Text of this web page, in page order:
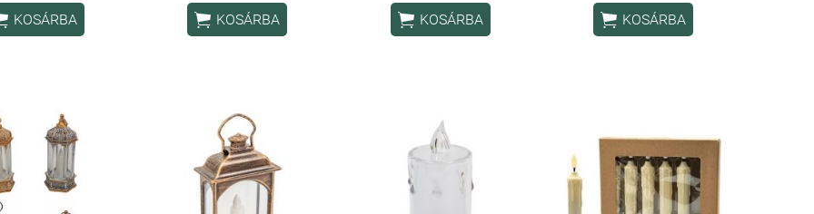
KOSÁRBA  KOSÁRBA  KOSÁRBA  KOSÁRBA